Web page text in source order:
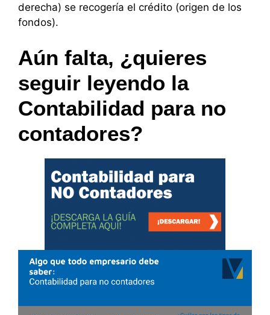
derecha) se recogería el crédito (origen de los
fondos).
Aún falta, ¿quieres
seguir leyendo la
Contabilidad para no
contadores?